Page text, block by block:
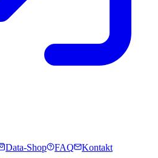
Data-Shop FAQ
Kontakt